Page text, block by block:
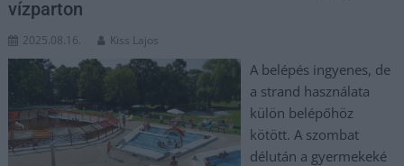
vízparton
2025.08.16. Kiss Lajos
A belépés ingyenes, de
a strand használata
külön belépőhöz
kötött. A szombat
délután a gyermekeké